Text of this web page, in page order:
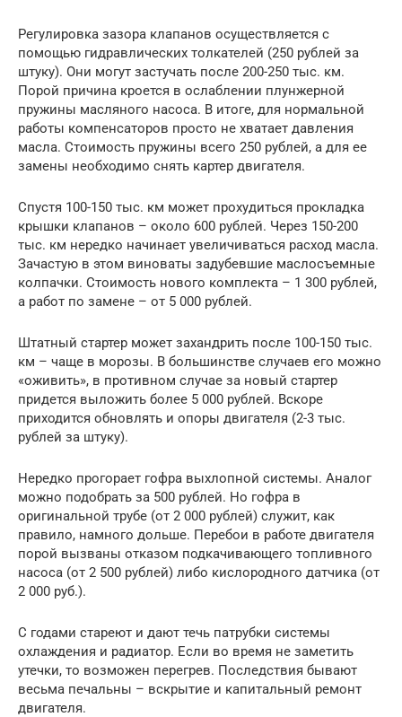
Регулировка зазора клапанов осуществляется с
помощью гидравлических толкателей (250 рублей за
штуку). Они могут застучать после 200-250 тыс. км.
Порой причина кроется в ослаблении плунжерной
пружины масляного насоса. В итоге, для нормальной
работы компенсаторов просто не хватает давления
масла. Стоимость пружины всего 250 рублей, а для ее
замены необходимо снять картер двигателя.
Спустя 100-150 тыс. км может прохудиться прокладка
крышки клапанов – около 600 рублей. Через 150-200
тыс. км нередко начинает увеличиваться расход масла.
Зачастую в этом виноваты задубевшие маслосъемные
колпачки. Стоимость нового комплекта – 1 300 рублей,
а работ по замене – от 5 000 рублей.
Штатный стартер может захандрить после 100-150 тыс.
км – чаще в морозы. В большинстве случаев его можно
«оживить», в противном случае за новый стартер
придется выложить более 5 000 рублей. Вскоре
приходится обновлять и опоры двигателя (2-3 тыс.
рублей за штуку).
Нередко прогорает гофра выхлопной системы. Аналог
можно подобрать за 500 рублей. Но гофра в
оригинальной трубе (от 2 000 рублей) служит, как
правило, намного дольше. Перебои в работе двигателя
порой вызваны отказом подкачивающего топливного
насоса (от 2 500 рублей) либо кислородного датчика (от
2 000 руб.).
С годами стареют и дают течь патрубки системы
охлаждения и радиатор. Если во время не заметить
утечки, то возможен перегрев. Последствия бывают
весьма печальны – вскрытие и капитальный ремонт
двигателя.